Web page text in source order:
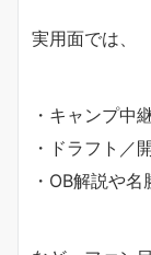
実用面では、
・キャンプ中
・ドラフト／
・OB解説や